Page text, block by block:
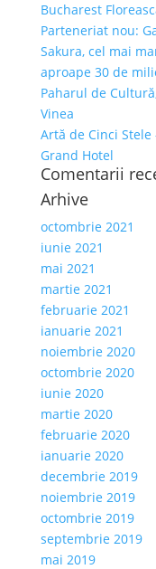
Bucharest
Parteneriat nou:
Sakura, cel mai
aproape 30 de
Paharul de
Vinea
Artă de Cinci
Grand Hotel
Comentarii
Arhive
octombrie 2021
iunie 2021
mai 2021
martie 2021
februarie 2021
ianuarie 2021
noiembrie 2020
octombrie 2020
iunie 2020
martie 2020
februarie 2020
ianuarie 2020
decembrie 2019
noiembrie 2019
octombrie 2019
septembrie 2019
mai 2019